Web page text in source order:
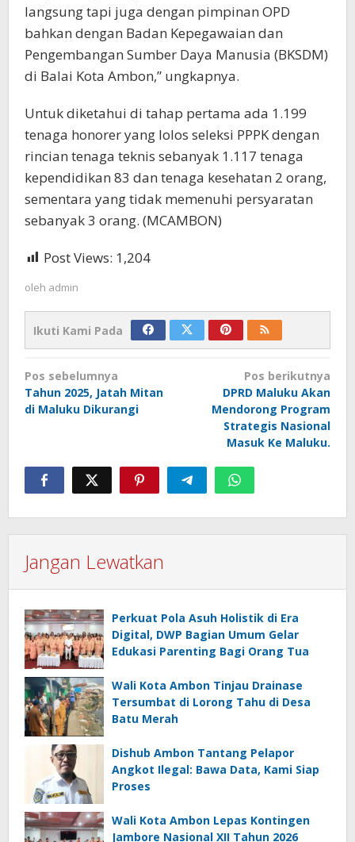
langsung tapi juga dengan pimpinan OPD
bahkan dengan Badan Kepegawaian dan
Pengembangan Sumber Daya Manusia (BKSDM)
di Balai Kota Ambon,” ungkapnya.
Untuk diketahui di tahap pertama ada 1.199
tenaga honorer yang lolos seleksi PPPK dengan
rincian tenaga teknis sebanyak 1.117 tenaga
kependidikan 83 dan tenaga kesehatan 2 orang,
sementara yang tidak memenuhi persyaratan
sebanyak 3 orang. (MCAMBON)
Post Views: 1,204
oleh admin
Ikuti Kami Pada
Navigasi
pos
Pos sebelumnya
Tahun 2025, Jatah Mitan
di Maluku Dikurangi
Pos berikutnya
DPRD Maluku Akan
Mendorong Program
Strategis Nasional
Masuk Ke Maluku.
Jangan Lewatkan
Perkuat Pola Asuh Holistik di Era
Digital, DWP Bagian Umum Gelar
Edukasi Parenting Bagi Orang Tua
Wali Kota Ambon Tinjau Drainase
Tersumbat di Lorong Tahu di Desa
Batu Merah
Dishub Ambon Tantang Pelapor
Angkot Ilegal: Bawa Data, Kami Siap
Proses
Wali Kota Ambon Lepas Kontingen
Jambore Nasional XII Tahun 2026